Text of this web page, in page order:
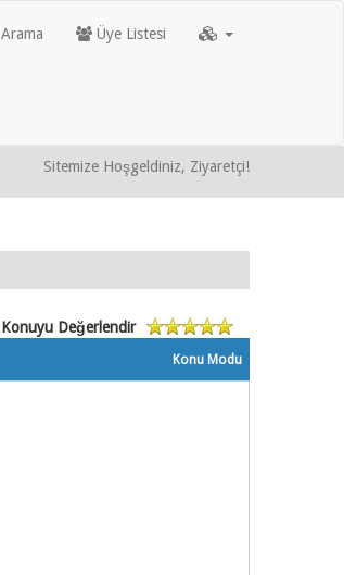
Arama Üye Listesi
Sitemize Hoşgeldiniz, Ziyaretçi!
Konuyu Değerlendir
Konu Modu